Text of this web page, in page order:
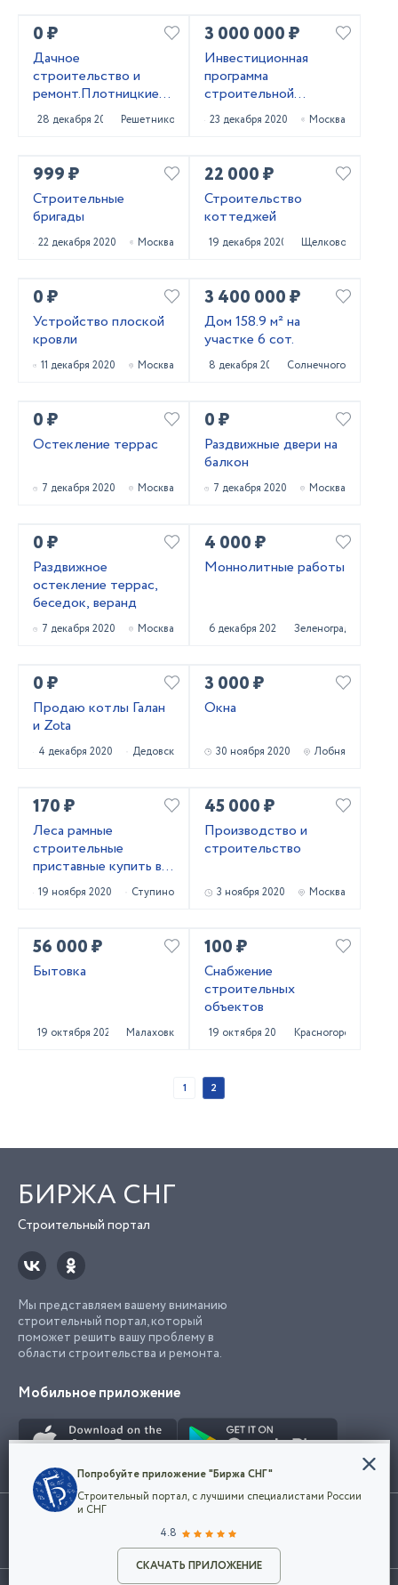
Разместить объявление
0 ₽
Дачное
строительство и
ремонт.Плотницкие
работы в Твери
28 декабря 2020 Решетниково
3 000 000 ₽
Инвестиционная
программа
строительной
компании “City House”
23 декабря 2020 Москва
999 ₽
Строительные
бригады
22 декабря 2020 Москва
22 000 ₽
Строительство
коттеджей
19 декабря 2020 Щелково
0 ₽
Устройство плоской
кровли
11 декабря 2020 Москва
3 400 000 ₽
Дом 158.9 м² на
участке 6 сот.
8 декабря 2020 Солнечногорск
0 ₽
Остекление террас
7 декабря 2020 Москва
0 ₽
Раздвижные двери на
балкон
7 декабря 2020 Москва
0 ₽
Раздвижное
остекление террас,
беседок, веранд
7 декабря 2020 Москва
4 000 ₽
Моннолитные работы
6 декабря 2020 Зеленоград
0 ₽
Продаю котлы Галан
и Zota
4 декабря 2020 Дедовск
3 000 ₽
Окна
30 ноября 2020 Лобня
170 ₽
Леса рамные
строительные
приставные купить в
Ступино
19 ноября 2020 Ступино
45 000 ₽
Производство и
строительство
3 ноября 2020 Москва
56 000 ₽
Бытовка
19 октября 2020 Малаховка
100 ₽
Снабжение
строительных
объектов
19 октября 2020 Красногорск
1 2
БИРЖА СНГ
Строительный портал
Мы представляем вашему вниманию
строительный портал, который
поможет решить вашу проблему в
области строительства и ремонта.
Мобильное приложение
Использование сайта, в том числе подача объявлений, означает
марки представленные на сайте являются собственностью их
Конфиденциальность
Мы используем файлы cookie, чтобы сделать
наш сайт удобным для каждого
Политикой конфиденциальности компании
и принимаете условия использования cookie.
Попробуйте приложение "Биржа СНГ"
Строительный портал, с лучшими специалистами России
и СНГ
4.8
СКАЧАТЬ ПРИЛОЖЕНИЕ